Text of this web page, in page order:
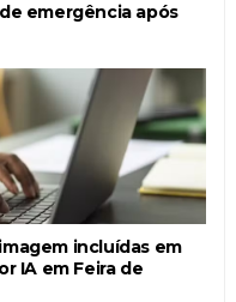
emergência após
incluídas em
IA em Feira de